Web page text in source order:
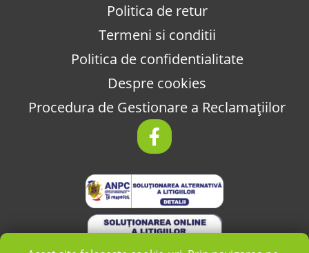
Politica de retur
Termeni si conditii
Politica de confidentialitate
Despre cookies
Procedura de Gestionare a Reclamațiilor